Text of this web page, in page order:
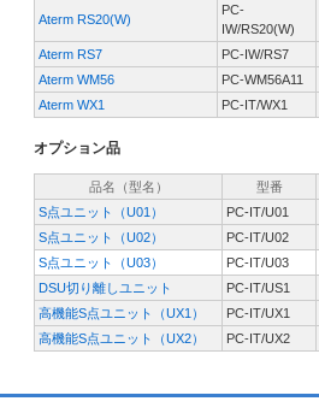
Aterm RS20(W)
PC-
IW/RS20(W)
Aterm RS7 PC-IW/RS7
Aterm WM56
PC-WM56A11
Aterm WX1
PC-IT/WX1
オプション品
品名（型名） 型番
S点ユニット（U01）
PC-IT/U01
S点ユニット（U02）
PC-IT/U02
S点ユニット（U03）
PC-IT/U03
DSU切り離しユニット
PC-IT/US1
高機能S点ユニット（UX1）
PC-IT/UX1
高機能S点ユニット（UX2）
PC-IT/UX2